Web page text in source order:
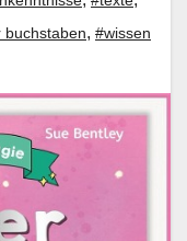
buchstaben, #wissen